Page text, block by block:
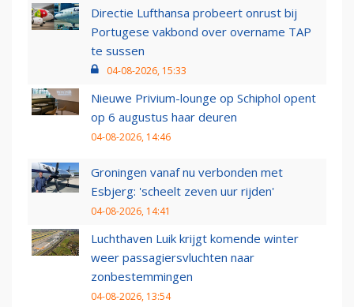
Directie Lufthansa probeert onrust bij
Portugese vakbond over overname TAP
te sussen
04-08-2026, 15:33
Nieuwe Privium-lounge op Schiphol opent
op 6 augustus haar deuren
04-08-2026, 14:46
Groningen vanaf nu verbonden met
Esbjerg: 'scheelt zeven uur rijden'
04-08-2026, 14:41
Luchthaven Luik krijgt komende winter
weer passagiersvluchten naar
zonbestemmingen
04-08-2026, 13:54